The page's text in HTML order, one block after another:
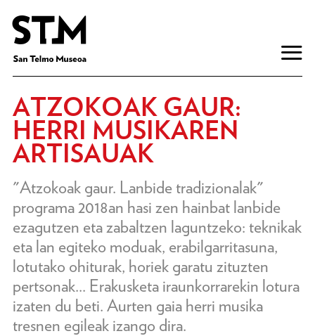
ATZOKOAK GAUR:
HERRI MUSIKAREN
ARTISAUAK
"Atzokoak gaur. Lanbide tradizionalak"
programa 2018an hasi zen hainbat lanbide
ezagutzen eta zabaltzen laguntzeko: teknikak
eta lan egiteko moduak, erabilgarritasuna,
lotutako ohiturak, horiek garatu zituzten
pertsonak... Erakusketa iraunkorrarekin lotura
izaten du beti. Aurten gaia herri musika
tresnen egileak izango dira.